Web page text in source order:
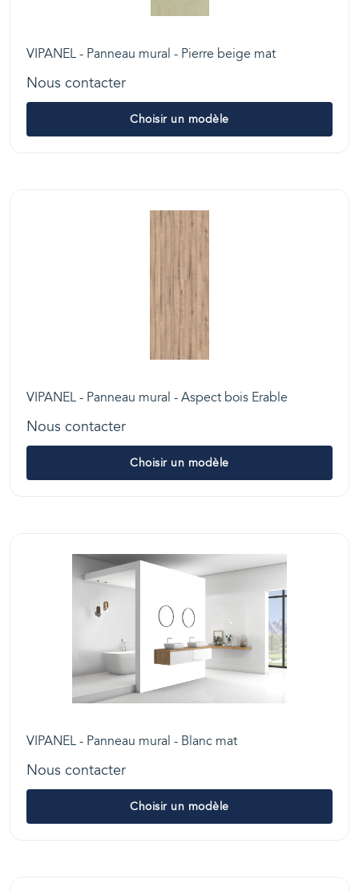
VIPANEL - Panneau mural - Pierre beige mat
Nous contacter
Choisir un modèle
VIPANEL - Panneau mural - Aspect bois Erable
Nous contacter
Choisir un modèle
VIPANEL - Panneau mural - Blanc mat
Nous contacter
Choisir un modèle